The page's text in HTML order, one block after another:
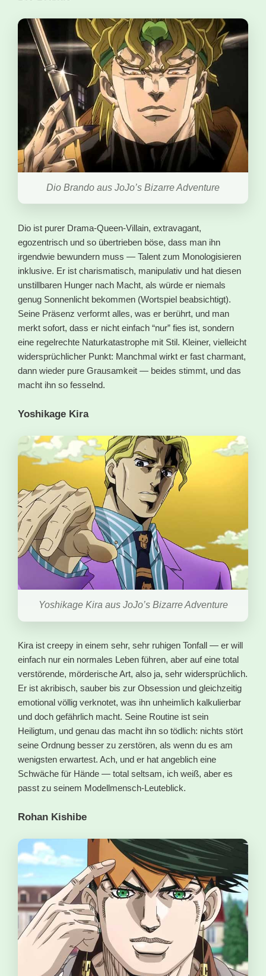
Dio Brando aus JoJo’s Bizarre Adventure
Dio ist purer Drama-Queen-Villain, extravagant,
egozentrisch und so übertrieben böse, dass man ihn
irgendwie bewundern muss — Talent zum Monologisieren
inklusive. Er ist charismatisch, manipulativ und hat diesen
unstillbaren Hunger nach Macht, als würde er niemals
genug Sonnenlicht bekommen (Wortspiel beabsichtigt).
Seine Präsenz verformt alles, was er berührt, und man
merkt sofort, dass er nicht einfach “nur” fies ist, sondern
eine regelrechte Naturkatastrophe mit Stil. Kleiner, vielleicht
widersprüchlicher Punkt: Manchmal wirkt er fast charmant,
dann wieder pure Grausamkeit — beides stimmt, und das
macht ihn so fesselnd.
Yoshikage Kira
Yoshikage Kira aus JoJo’s Bizarre Adventure
Kira ist creepy in einem sehr, sehr ruhigen Tonfall — er will
einfach nur ein normales Leben führen, aber auf eine total
verstörende, mörderische Art, also ja, sehr widersprüchlich.
Er ist akribisch, sauber bis zur Obsession und gleichzeitig
emotional völlig verknotet, was ihn unheimlich kalkulierbar
und doch gefährlich macht. Seine Routine ist sein
Heiligtum, und genau das macht ihn so tödlich: nichts stört
seine Ordnung besser zu zerstören, als wenn du es am
wenigsten erwartest. Ach, und er hat angeblich eine
Schwäche für Hände — total seltsam, ich weiß, aber es
passt zu seinem Modellmensch-Leuteblick.
Rohan Kishibe